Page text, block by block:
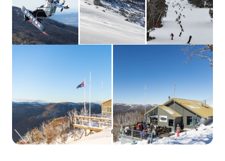
Thredbo, New South Wales, Australien